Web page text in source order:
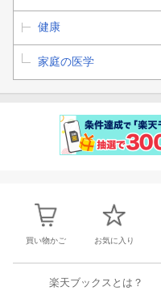
健康
家庭の医学
買い物かご お気に入り
楽天ブックスとは？